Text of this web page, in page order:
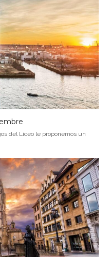
del Liceo le proponemos un